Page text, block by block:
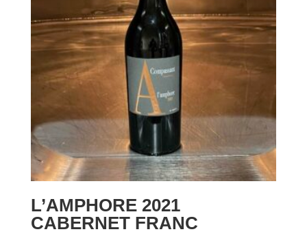
L’AMPHORE 2021
CABERNET FRANC